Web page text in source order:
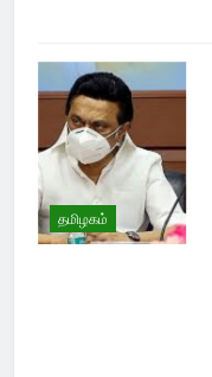
தமிழகம்